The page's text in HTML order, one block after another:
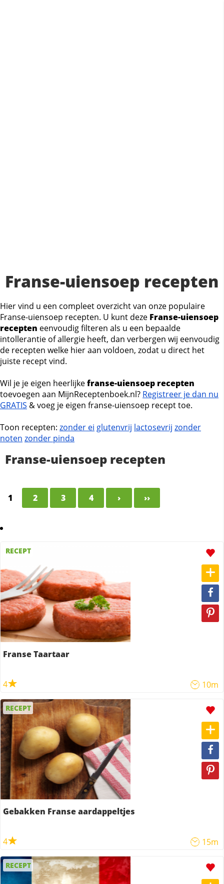
Franse-uiensoep recepten
Hier vind u een compleet overzicht van onze populaire
Franse-uiensoep recepten. U kunt deze Franse-uiensoep
recepten eenvoudig filteren als u een bepaalde
intollerantie of allergie heeft, dan verbergen wij eenvoudig
de recepten welke hier aan voldoen, zodat u direct het
juiste recept vind.
Wil je je eigen heerlijkefranse-uiensoep recepten
toevoegen aan MijnReceptenboek.nl? Registreer je dan nu
GRATIS & voeg je eigen franse-uiensoep recept toe.
Toon recepten: zonder ei glutenvrij lactosevrij zonder
noten zonder pinda
Franse-uiensoep recepten
1 2 3 4 › ››
RECEPT
Franse Taartaar
4 10m
RECEPT
Gebakken Franse aardappeltjes
4 15m
RECEPT